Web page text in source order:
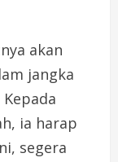
akan
jangka
ia harap
segera